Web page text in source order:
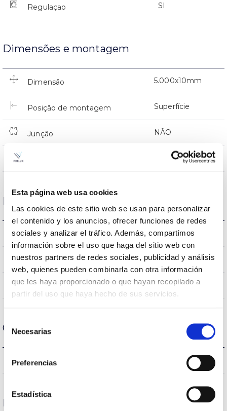
Esta página web usa cookies
Las cookies de este sitio web se usan para personalizar
el contenido y los anuncios, ofrecer funciones de redes
sociales y analizar el tráfico. Además, compartimos
información sobre el uso que haga del sitio web con
nuestros partners de redes sociales, publicidad y análisis
web, quienes pueden combinarla con otra información
que les haya proporcionado o que hayan recopilado a
partir del uso que haya hecho de sus servicios.
de
consentimiento
Necesarias
Preferencias
Estadística
Regulaçao SI
Dimensões e montagem
Dimensão 5.000x10mm
Posição de montagem Superfície
Junção NÃO
Directa
Dados ópticos
Temperatura de cor 6500K
CRI Índice de repr. cromática 80
Angulo de abertura 120
Carcaça e Acabamento
Índice de estanqueidade IP IP20
Desempenho